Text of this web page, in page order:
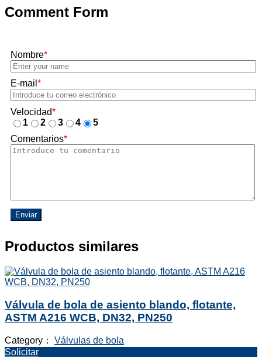
Comment Form
Nombre*
E-mail *
Velocidad*
1
2 3 4
5
Comentarios*
Enviar
Productos similares
Válvula de bola de asiento blando, flotante,
ASTM A216 WCB, DN32, PN250
Category： Válvulas de bola
Solicitar